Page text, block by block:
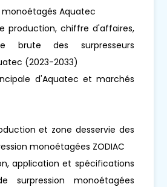
monoétagés Aquatec
production, chiffre d'affaires,
brute des surpresseurs
(2023-2033)
d'Aquatec et marchés
et zone desservie des
monoétagées ZODIAC
application et spécifications
surpression monoétagées